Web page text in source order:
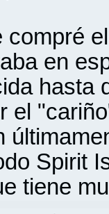
compré
en
hasta
el
Spirit
tiene